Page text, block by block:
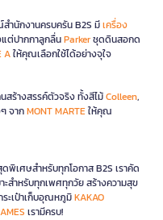
ำนักงานครบครัน B2S มีเครื่อง
แต่ปากกาลูกลื่นParkerชุดดินสอกด
Aให้คุณเลือกใช้ได้อย่างจุใจ
สร้างสรรค์ตัวจริง ทั้งสีไม้Colleen,
จากMONT MARTEให้คุณ
เศษสำหรับทุกโอกาส B2S เราคัด
ะสำหรับทุกเพศทุกวัย สร้างความสุข
ะเป๋าเก็บอุณหภูมิKAKAO
เรามีครบ!